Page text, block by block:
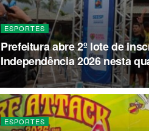
ESPORTES
Prefeitura abre 2º lote de
Independência 2026 nesta
ESPORTES